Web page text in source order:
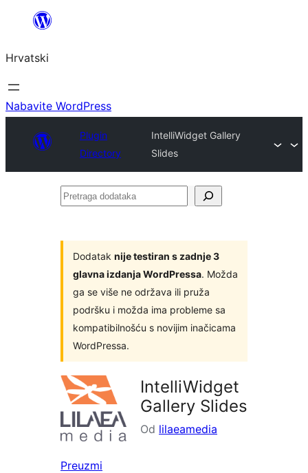
Skoči
sadržaja
Hrvatski
Nabavite WordPress
Plugin
Directory
IntelliWidget Gallery
Slides
Pretraga
Dodatak nije testiran s zadnje 3
glavna izdanja WordPressa. Možda
ga se više ne održava ili pruža
podršku i možda ima probleme sa
kompatibilnošću s novijim inačicama
WordPressa.
IntelliWidget
Gallery Slides
Od lilaeamedia
Preuzmi